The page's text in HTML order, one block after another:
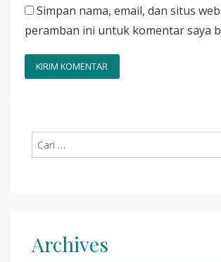
Simpan nama, email, dan situs
peramban ini untuk komentar saya
untuk:
Archives